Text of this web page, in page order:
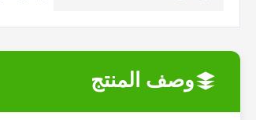
وصف المنتج